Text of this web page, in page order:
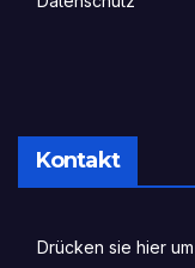
Kontakt
Drücken sie hier